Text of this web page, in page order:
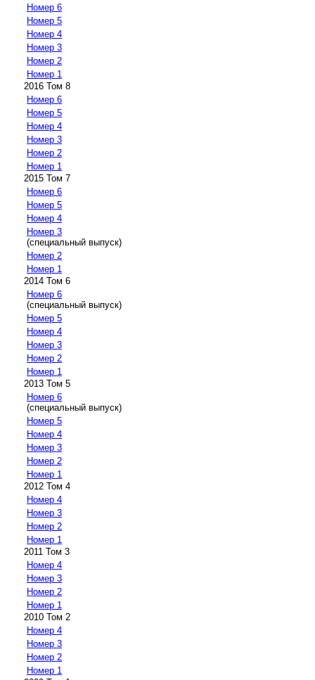
Номер 6
Номер 5
Номер 4
Номер 3
Номер 2
Номер 1
2016 Том 8
Номер 6
Номер 5
Номер 4
Номер 3
Номер 2
Номер 1
2015 Том 7
Номер 6
Номер 5
Номер 4
Номер 3
(специальный выпуск)
Номер 2
Номер 1
2014 Том 6
Номер 6
(специальный выпуск)
Номер 5
Номер 4
Номер 3
Номер 2
Номер 1
2013 Том 5
Номер 6
(специальный выпуск)
Номер 5
Номер 4
Номер 3
Номер 2
Номер 1
2012 Том 4
Номер 4
Номер 3
Номер 2
Номер 1
2011 Том 3
Номер 4
Номер 3
Номер 2
Номер 1
2010 Том 2
Номер 4
Номер 3
Номер 2
Номер 1